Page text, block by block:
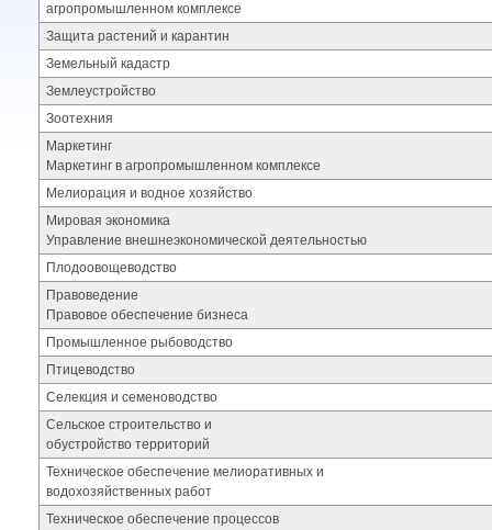
агропромышленном комплексе
Защита растений и карантин
Земельный кадастр
Землеустройство
Зоотехния
Маркетинг
Маркетинг в агропромышленном комплексе
Мелиорация и водное хозяйство
Мировая экономика
Управление внешнеэкономической деятельностью
Плодоовощеводство
Правоведение
Правовое обеспечение бизнеса
Промышленное рыбоводство
Птицеводство
Селекция и семеноводство
Сельское строительство и
обустройство территорий
Техническое обеспечение мелиоративных и
водохозяйственных работ
Техническое обеспечение процессов